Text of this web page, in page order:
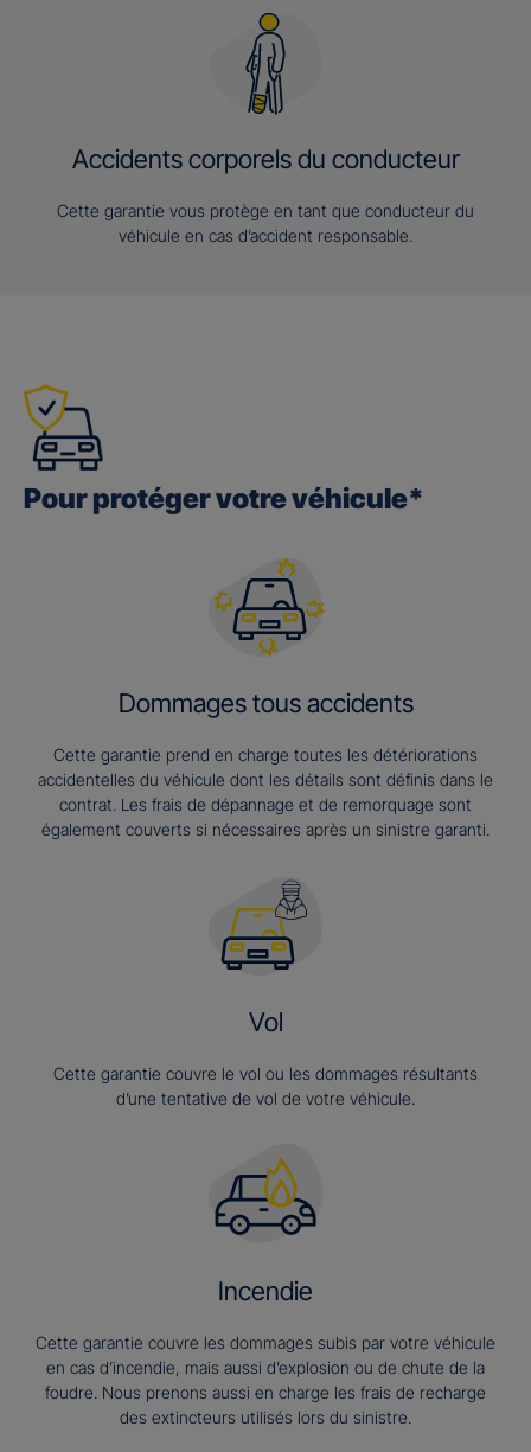
Accidents corporels du conducteur
Cette garantie vous protège en tant que conducteur du
véhicule en cas d’accident responsable.
Pour protéger votre véhicule*
Dommages tous accidents
Cette garantie prend en charge toutes les détériorations
accidentelles du véhicule dont les détails sont définis dans le
contrat. Les frais de dépannage et de remorquage sont
également couverts si nécessaires après un sinistre garanti.
Vol
Cette garantie couvre le vol ou les dommages résultants
d’une tentative de vol de votre véhicule.
Incendie
Cette garantie couvre les dommages subis par votre véhicule
en cas d’incendie, mais aussi d’explosion ou de chute de la
foudre. Nous prenons aussi en charge les frais de recharge
des extincteurs utilisés lors du sinistre.